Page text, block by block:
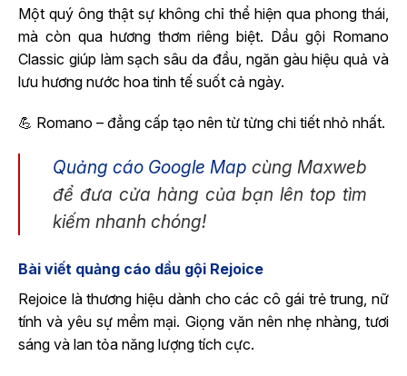
Một quý ông thật sự không chỉ thể hiện qua phong thái,
mà còn qua hương thơm riêng biệt. Dầu gội Romano
Classic giúp làm sạch sâu da đầu, ngăn gàu hiệu quả và
lưu hương nước hoa tinh tế suốt cả ngày.
💪 Romano – đẳng cấp tạo nên từ từng chi tiết nhỏ nhất.
Quảng cáo Google Map cùng Maxweb
để đưa cửa hàng của bạn lên top tìm
kiếm nhanh chóng!
Bài viết quảng cáo dầu gội Rejoice
Rejoice là thương hiệu dành cho các cô gái trẻ trung, nữ
tính và yêu sự mềm mại. Giọng văn nên nhẹ nhàng, tươi
sáng và lan tỏa năng lượng tích cực.